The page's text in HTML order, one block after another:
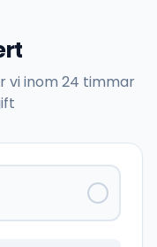
vi inom 24 timmar